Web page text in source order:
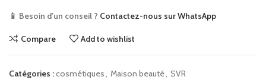
📱 Besoin d'un conseil ? Contactez-nous sur WhatsApp
Compare Add to wishlist
Catégories :cosmétiques, Maison beauté, SVR